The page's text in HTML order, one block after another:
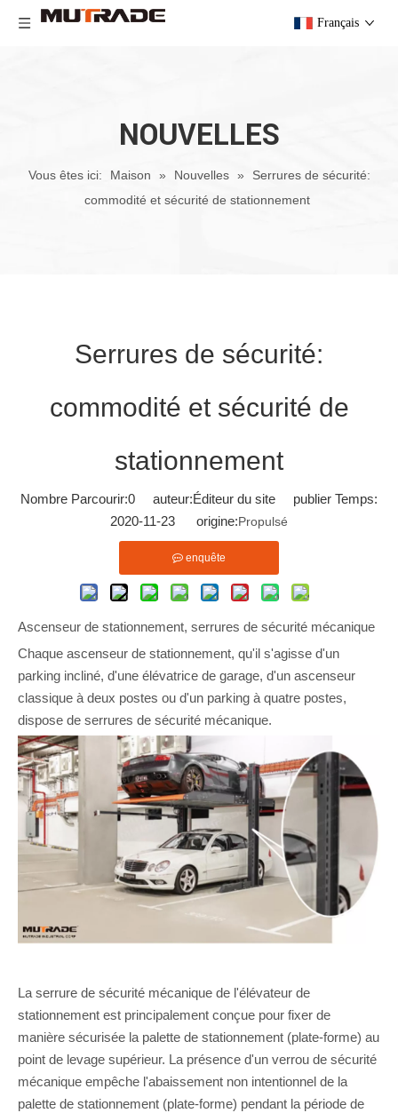
Français
NOUVELLES
Vous êtes ici: Maison » Nouvelles »
Serrures de sécurité:
commodité et sécurité de stationnement
Serrures de sécurité:
commodité et sécurité de
stationnement
Nombre Parcourir:0 auteur:Éditeur du site publier Temps:
2020-11-23 origine:Propulsé
enquête
Ascenseur de stationnement, serrures de sécurité mécanique
Chaque ascenseur de stationnement, qu'il s'agisse d'un
parking incliné, d'une élévatrice de garage, d'un ascenseur
classique à deux postes ou d'un parking à quatre postes,
dispose de serrures de sécurité mécanique.
La serrure de sécurité mécanique de l'élévateur de
stationnement est principalement conçue pour fixer de
manière sécurisée la palette de stationnement (plate-forme) au
point de levage supérieur. La présence d'un verrou de sécurité
mécanique empêche l'abaissement non intentionnel de la
palette de stationnement (plate-forme) pendant la période de